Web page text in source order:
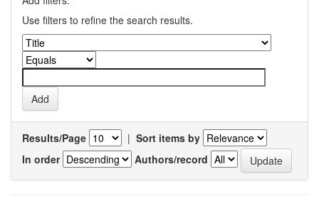
Use filters to refine the search results.
Results/Page | Sort items by
In order
Authors/record